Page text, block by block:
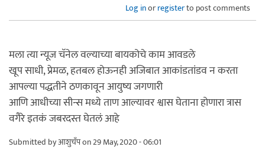
Log inorregisterto post comments
मला त्या न्यूज चॅनेल वल्याच्या बायकोचे काम आवडले
खूप साधी, प्रेमळ, हतबल होऊनही अजिबात आकांडतांडव न करता
आपल्या पद्धतीने ठणकावून आयुष्य जगणारी
आणि आधीच्या सीन्स मध्ये ताण आल्यावर श्वास घेताना होणारा त्रास
वगैरे इतकं जबरदस्त घेतलं आहे
Submitted byआशुचँपon 29 May, 2020 - 06:01